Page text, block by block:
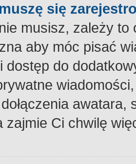
się
musisz, zależy
aby móc pisać
dostęp do
zajmie Ci chwilę